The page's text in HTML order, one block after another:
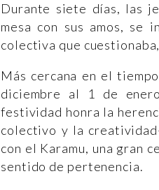
Durante siete días, las
mesa con sus amos, se
colectiva que
Más cercana en el
diciembre al 1 de
festividad honra la
colectivo y la
con el Karamu, una gran
sentido de pertenencia.